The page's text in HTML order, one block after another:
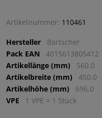
Artikelnummer: 110461
Hersteller
Bartscher
Pack EAN
4015613805412
Artikellänge (mm)
560.0
Artikelbreite (mm)
450.0
Artikelhöhe (mm)
696.0
VPE
1 VPE = 1 Stück